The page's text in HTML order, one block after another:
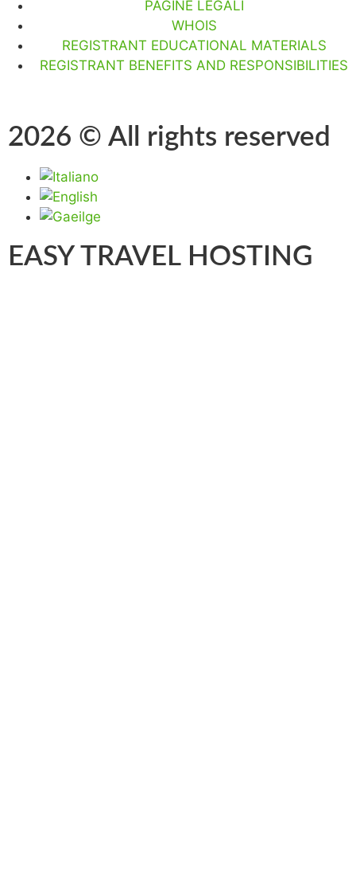
PAGINE LEGALI
WHOIS
REGISTRANT EDUCATIONAL MATERIALS
REGISTRANT BENEFITS AND RESPONSIBILITIES
2026 © All rights reserved
EASY TRAVEL HOSTING